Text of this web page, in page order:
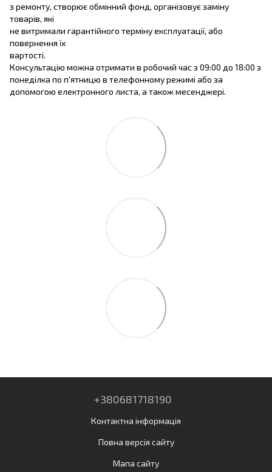
з ремонту, створює обмінний фонд, організовує заміну
товарів, які
не витримали гарантійного терміну експлуатації, або
повернення їх
вартості.
Консультацію можна отримати в робочий час з 09:00 до 18:00 з
понеділка по п'ятницю в телефонному режимі або за
допомогою електронного листа, а також месенджері.
+380681718190
Контактна інформація
Повна версія сайту
Мапа сайту